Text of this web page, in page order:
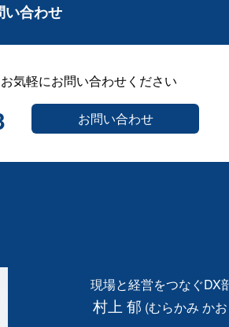
い合わせ
気軽にお問い合わせください
お問い合わせ
現場と経営をつなぐDX
村上 郁 (むらかみ か